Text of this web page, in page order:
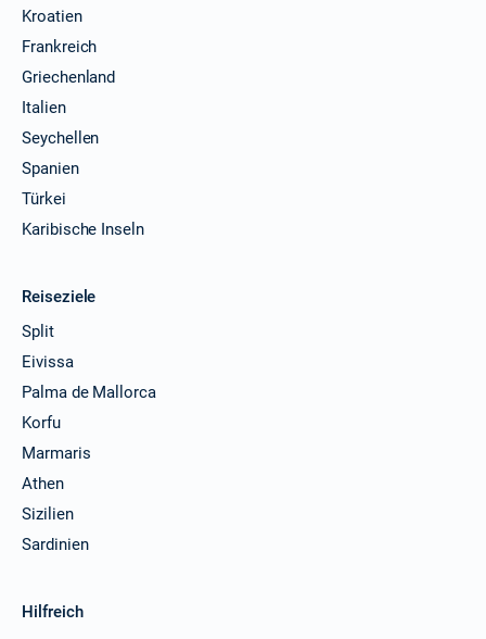
Kroatien
Frankreich
Griechenland
Italien
Seychellen
Spanien
Türkei
Karibische Inseln
Reiseziele
Split
Eivissa
Palma de Mallorca
Korfu
Marmaris
Athen
Sizilien
Sardinien
Hilfreich